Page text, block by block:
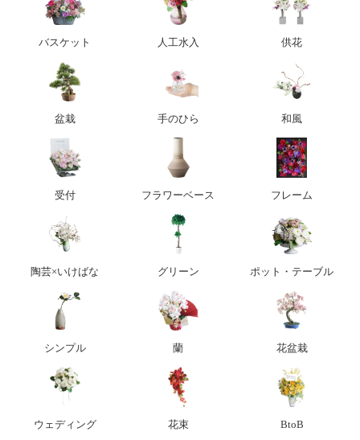
バスケット 人工水入 供花
盆栽 手のひら 和風
受付 フラワーベース フレーム
陶芸×いけばな グリーン ポット・テーブル
シンプル 蘭 花盆栽
ウェディング 花束 BtoB